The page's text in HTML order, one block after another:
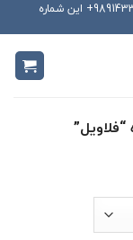
ارتباط سریع با مدیر فروش : مهندس اسماعیلی 989143332530+ این شماره